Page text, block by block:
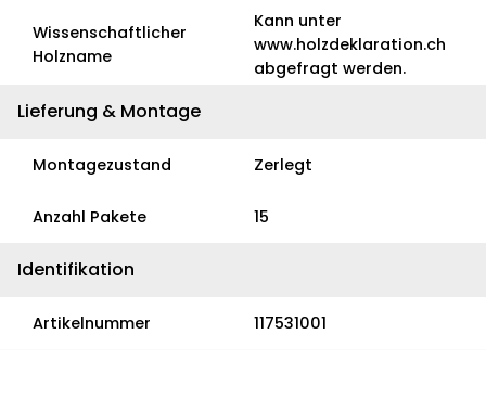
Wissenschaftlicher
Holzname
Kann unter
www.holzdeklaration.ch
abgefragt werden.
Lieferung & Montage
Montagezustand Zerlegt
Anzahl Pakete 15
Identifikation
Artikelnummer 117531001